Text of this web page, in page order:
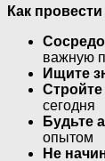
Как
важную
Ищите
сегодня
Будьте
опытом
Не